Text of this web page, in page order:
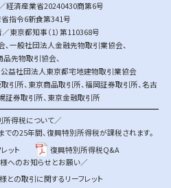
経済産業省20240430商第6号
指令6新食第341号
東京都知事（1）第110368号
、一般社団法人金融先物取引業協会、
品先物取引協会、
公益社団法人東京都宅地建物取引業協会
引所、 東京商品取引所、福岡証券取引所、名古
証券取引所、 東京金融取引所
所得税について／
の25年間、復興特別所得税が課税されます。
ット
復興特別所得税Q&A
へのお知らせとお願い／
との取引に関するリーフレット